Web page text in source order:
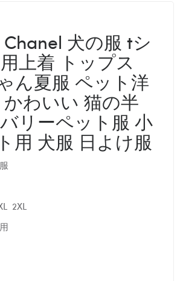
犬の服 tシ
上着 トップス
ん夏服 ペット洋
かわいい 猫の半
リーペット服 小
用 犬服 日よけ服
2XL